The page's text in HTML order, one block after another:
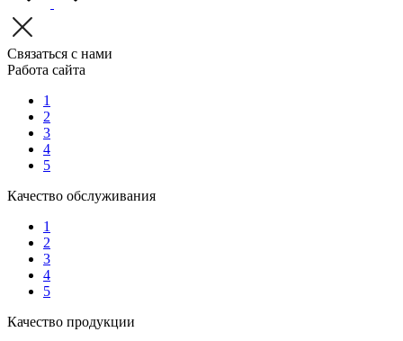
Связаться с нами
Работа сайта
1
2
3
4
5
Качество обслуживания
1
2
3
4
5
Качество продукции